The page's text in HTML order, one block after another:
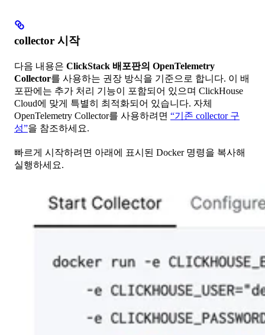
collector 시작
다음 내용은 ClickStack 배포판의 OpenTelemetry
Collector를 사용하는 권장 방식을 기준으로 합니다. 이 배
포판에는 추가 처리 기능이 포함되어 있으며 ClickHouse
Cloud에 맞게 특별히 최적화되어 있습니다. 자체
OpenTelemetry Collector를 사용하려면 “기존 collector 구
성”을 참조하세요.
빠르게 시작하려면 아래에 표시된 Docker 명령을 복사해
실행하세요.